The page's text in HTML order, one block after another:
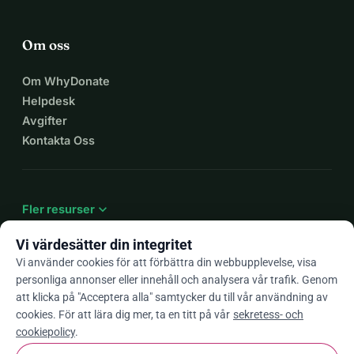
Om oss
Om WhyDonate
Helpdesk
Avgifter
Kontakta Oss
Fler resurser expand_more
Sv arrow_drop_down
★★★★★4,9 / 5 baserat på 500+ omdömen
Vi värdesätter din integritet
Vi använder cookies för att förbättra din webbupplevelse, visa
personliga annonser eller innehåll och analysera vår trafik. Genom
att klicka på "Acceptera alla" samtycker du till vår användning av
cookies. För att lära dig mer, ta en titt på vår sekretess- och
cookiepolicy.